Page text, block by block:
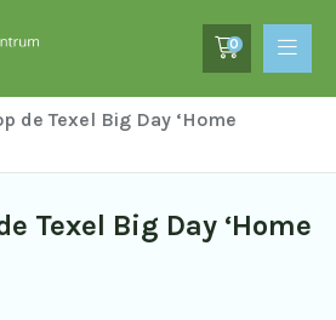
0
de Texel Big Day ‘Home
Texel Big Day ‘Home